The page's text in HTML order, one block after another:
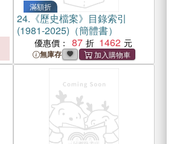
滿額折
24. 《歷史檔案》目錄索引
(1981-2025)（簡體書）
優惠價： 87 1462
無庫存